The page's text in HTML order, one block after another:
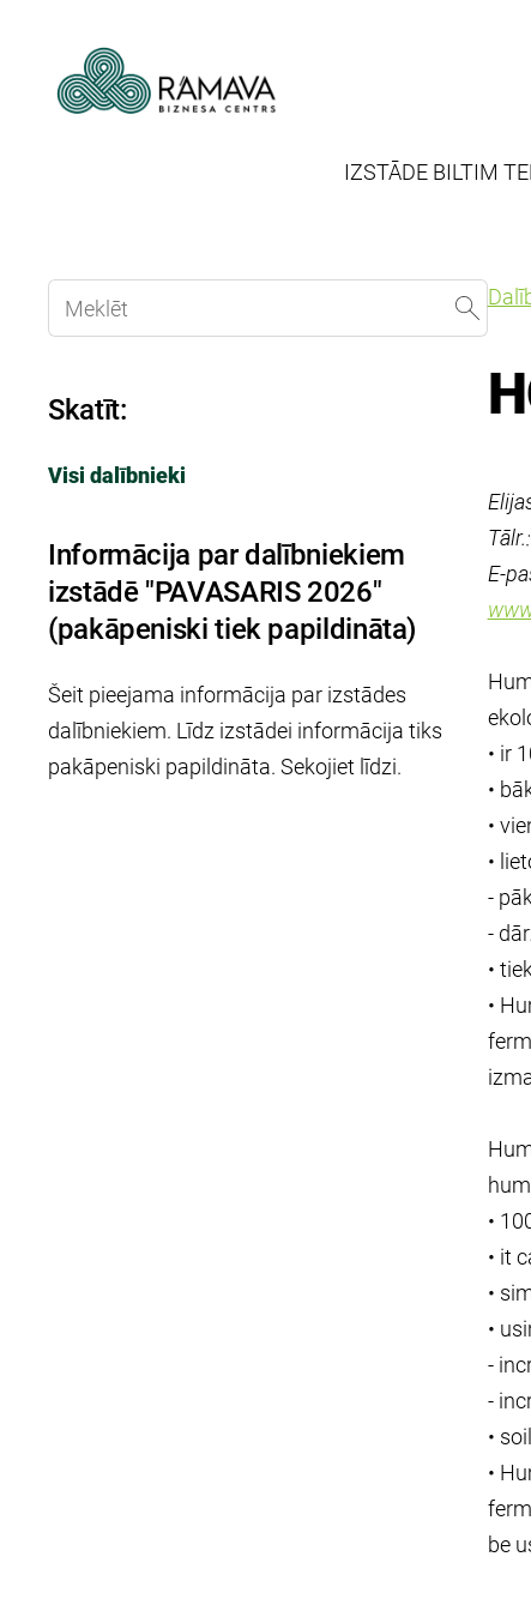
IZSTĀDE BILTIM
Skatīt:
Visi dalībnieki
Informācija par dalībniekiem
izstādē "PAVASARIS 2026"
(pakāpeniski tiek papildināta)
Šeit pieejama informācija par izstādes
dalībniekiem. Līdz izstādei informācija tiks
pakāpeniski papildināta. Sekojiet līdzi.
E-
• ir
•
•
•
-
-
•
•
•
• it
•
•
-
-
•
•
be